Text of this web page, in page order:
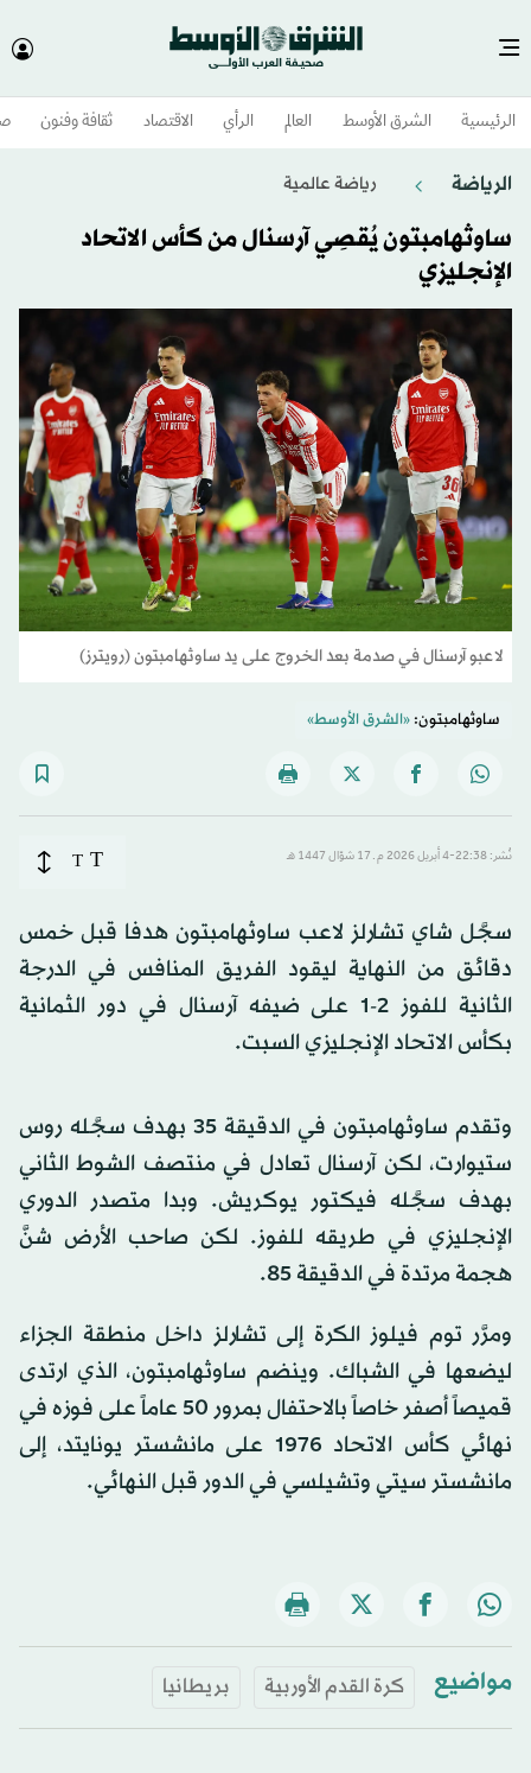
الرئيسية الشرق الأوسط​ العالم الرأي الاقتصاد ثقافة وفنون
الرياضة رياضة عالمية
ساوثهامبتون يُقصِي آرسنال من كأس الاتحاد
الإنجليزي
لاعبو آرسنال في صدمة بعد الخروج على يد ساوثهامبتون (رويترز)
ساوثهامبتون:«الشرق الأوسط»
نُشر: 22:38-4 أبريل 2026 م ـ 17 شوّال 1447 هـ T
T
سجَّل شاي تشارلز لاعب ساوثهامبتون هدفا قبل خمس
دقائق من النهاية ليقود الفريق المنافس في الدرجة
الثانية للفوز 2-1 على ضيفه آرسنال في دور الثمانية
بكأس الاتحاد الإنجليزي السبت.
وتقدم ساوثهامبتون في الدقيقة 35 بهدف سجَّله روس
ستيوارت، لكن آرسنال تعادل في منتصف الشوط الثاني
بهدف سجَّله فيكتور يوكريش. وبدا متصدر الدوري
الإنجليزي في طريقه للفوز. لكن صاحب الأرض شنَّ
هجمة مرتدة في الدقيقة 85.
ومرَّر توم فيلوز الكرة إلى تشارلز داخل منطقة الجزاء
ليضعها في الشباك. وينضم ساوثهامبتون، الذي ارتدى
قميصاً أصفر خاصاً بالاحتفال بمرور 50 عاماً على فوزه في
نهائي كأس الاتحاد 1976 على مانشستر يونايتد، إلى
مانشستر سيتي وتشيلسي في الدور قبل النهائي.
مواضيع كرة القدم الأوربية بريطانيا